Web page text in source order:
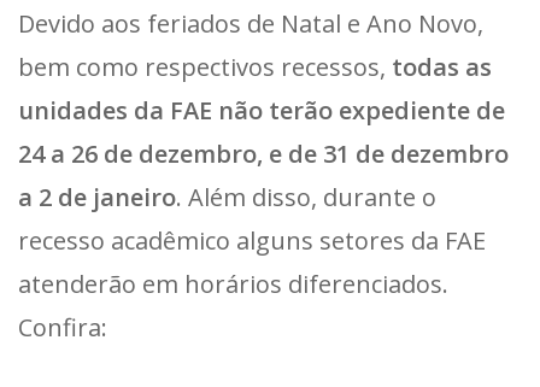
Devido aos feriados de Natal e Ano Novo,
bem como respectivos recessos, todas as
unidades da FAE não terão expediente de
24 a 26 de dezembro, e de 31 de dezembro
a 2 de janeiro. Além disso, durante o
recesso acadêmico alguns setores da FAE
atenderão em horários diferenciados.
Confira: